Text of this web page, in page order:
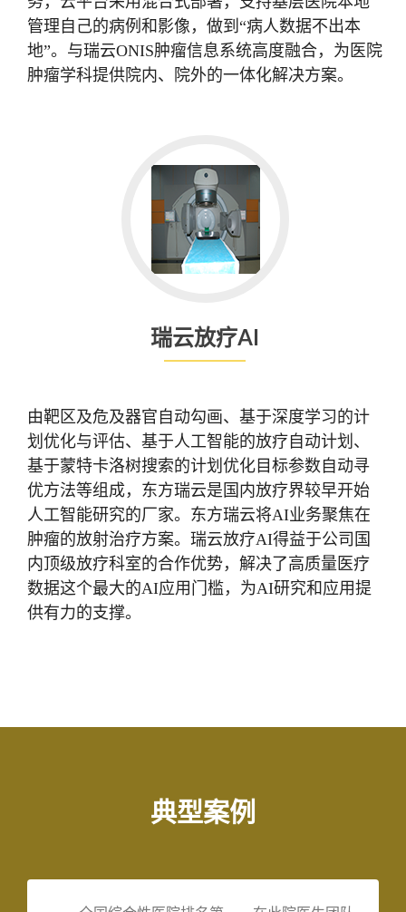
管理自己的病例和影像，做到“病人数据不出本
地”。与瑞云ONIS肿瘤信息系统高度融合，为医院
肿瘤学科提供院内、院外的一体化解决方案。
瑞云放疗AI
由靶区及危及器官自动勾画、基于深度学习的计
划优化与评估、基于人工智能的放疗自动计划、
基于蒙特卡洛树搜索的计划优化目标参数自动寻
优方法等组成，东方瑞云是国内放疗界较早开始
人工智能研究的厂家。东方瑞云将AI业务聚焦在
肿瘤的放射治疗方案。瑞云放疗AI得益于公司国
内顶级放疗科室的合作优势，解决了高质量医疗
数据这个最大的AI应用门槛，为AI研究和应用提
供有力的支撑。
典型案例